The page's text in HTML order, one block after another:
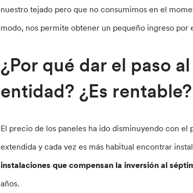
nuestro tejado pero que no consumimos en el
modo, nos permite obtener un pequeño ingreso por
¿Por qué dar el paso
entidad? ¿Es rentable?
El precio de los paneles ha ido disminuyendo con
extendida y cada vez es más habitual encontrar
instalaciones que compensan la inversión al
años.